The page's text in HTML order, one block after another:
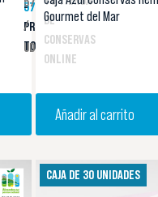
57,55 €
-
PRECIO
TOTAL
/
UD.
DE
CONSERVAS
ONLINE
Gourmet del Mar
Añadir al carrito
CAJA DE 30 UNIDADES